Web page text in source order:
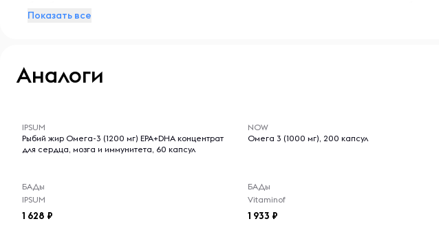
здоровью сердца.
Особенности:
улучшению общего состояния здоровья и поддержанию нормального уровня
сахара в крови. Удобная форма таблеток позволяет легко включить добавку в
Условия хранения:
Хранить в сухом и прохладном месте, вдали от прямых солнечных лучей и
Показать все
Аналоги
IPSUM
Рыбий жир Омега-3 (1200 мг) EPA+DHA концентрат
для сердца, мозга и иммунитета, 60 капсул
БАДы
IPSUM
1 628
NOW
Омега 3 (1000 мг), 200 капсул
БАДы
Vitaminof
1 933